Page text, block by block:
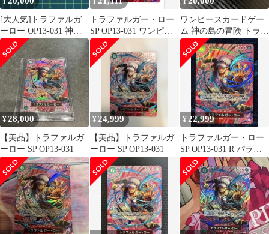
[大人気]トラファルガ
ーロー OP13-031 神の
島の冒険
トラファルガー・ロー
SP OP13-031 ワンピー
スカードゲーム OP15
ワンピースカードゲー
ム 神の島の冒険 トラフ
ァルガー・ロー パラレ
ル SP
¥28,000
【美品】トラファルガ
ーロー SP OP13-031
¥ 24,999
【美品】トラファルガ
ーロー SP OP13-031
¥ 22,999
トラファルガー・ロー
SP OP13-031 R パラレ
ル 神の島の冒険